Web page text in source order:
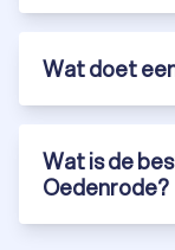
Wil je zeker
Wat doet
Wat is de
Oedenrode?